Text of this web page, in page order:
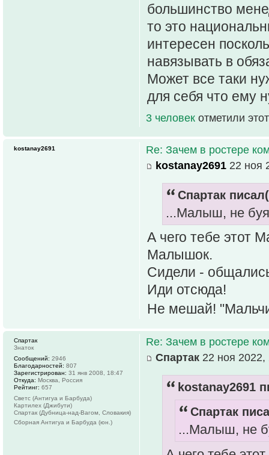
большинство
то это
интересен
навязывать в
Может все таки
для себя что ему
3 человек отметили
Re: Зачем в ростере
kostanay2691 22 ноя
Спартак
...Малыш, не
А чего тебе этот
Малышок.
Сидели -
Иди отсюда!
Не мешай!
kostanay2691
Re: Зачем в ростере
Спартак 22 ноя 2022,
kostanay2691
Спартак
...Малыш, не
Спартак
Знаток
Сообщений: 2946
Благодарностей: 807
Зарегистрирован: 31 янв 2008, 18:47
Откуда: Москва, Россия
Рейтинг: 657
Светс (Антигуа и Барбуда)
Картилех (Джибути)
Спартак (Дубница-над-Вагом, Словакия)
Сборная Антигуа и Барбуда (юн.)